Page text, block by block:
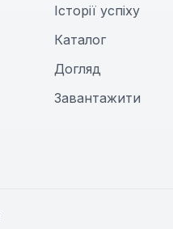
Історії успіху
Каталог
Догляд
Завантажити